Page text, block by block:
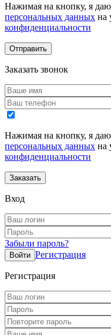
Нажимая на кнопку, я даю
персональных данных на
конфиденциальности
Заказать звонок
Нажимая на кнопку, я даю
персональных данных на
конфиденциальности
Вход
Забыли пароль?
Регистрация
Регистрация